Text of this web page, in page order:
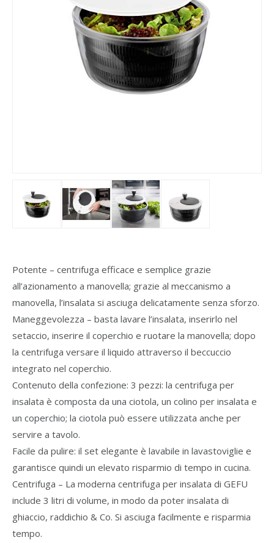
Potente – centrifuga efficace e semplice grazie
all’azionamento a manovella; grazie al meccanismo a
manovella, l’insalata si asciuga delicatamente senza sforzo.
Maneggevolezza – basta lavare l’insalata, inserirlo nel
setaccio, inserire il coperchio e ruotare la manovella; dopo
la centrifuga versare il liquido attraverso il beccuccio
integrato nel coperchio.
Contenuto della confezione: 3 pezzi: la centrifuga per
insalata è composta da una ciotola, un colino per insalata e
un coperchio; la ciotola può essere utilizzata anche per
servire a tavolo.
Facile da pulire: il set elegante è lavabile in lavastoviglie e
garantisce quindi un elevato risparmio di tempo in cucina.
Centrifuga – La moderna centrifuga per insalata di GEFU
include 3 litri di volume, in modo da poter insalata di
ghiaccio, raddichio & Co. Si asciuga facilmente e risparmia
tempo.